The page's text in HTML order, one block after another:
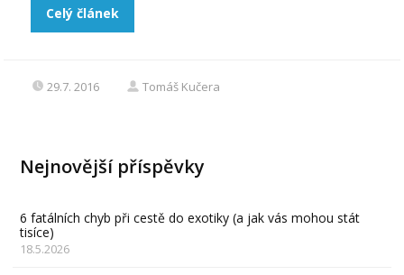
Celý článek
29.7. 2016 Tomáš Kučera
Nejnovější příspěvky
6 fatálních chyb při cestě do exotiky (a jak vás mohou stát
tisíce)
18.5.2026